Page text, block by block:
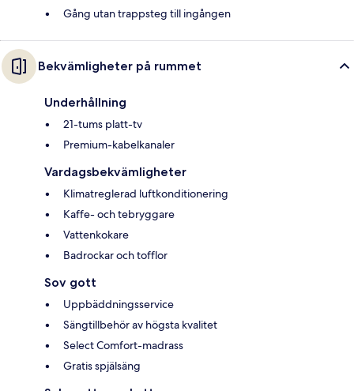
Gång utan trappsteg till ingången
Bekvämligheter på rummet
Underhållning
21-tums platt-tv
Premium-kabelkanaler
Vardagsbekvämligheter
Klimatreglerad luftkonditionering
Kaffe- och tebryggare
Vattenkokare
Badrockar och tofflor
Sov gott
Uppbäddningsservice
Sängtillbehör av högsta kvalitet
Select Comfort-madrass
Gratis spjälsäng